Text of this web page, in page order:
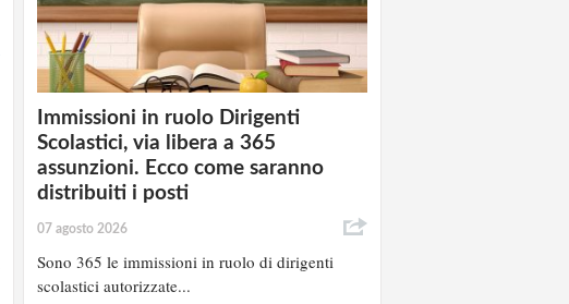
Immissioni in ruolo Dirigenti
Scolastici, via libera a 365
assunzioni. Ecco come saranno
distribuiti i posti
07 agosto 2026
Sono 365 le immissioni in ruolo di dirigenti
scolastici autorizzate...